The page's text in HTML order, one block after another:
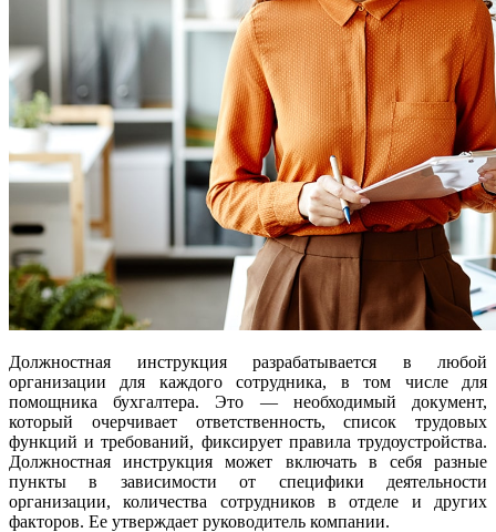
Должностная инструкция разрабатывается в любой
организации для каждого сотрудника, в том числе для
помощника бухгалтера. Это — необходимый документ,
который очерчивает ответственность, список трудовых
функций и требований, фиксирует правила трудоустройства.
Должностная инструкция может включать в себя разные
пункты в зависимости от специфики деятельности
организации, количества сотрудников в отделе и других
факторов. Ее утверждает руководитель компании.